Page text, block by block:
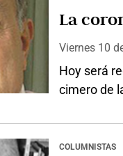
La
Viernes 10
Hoy será
cimero de
en ser
COLUMNISTAS